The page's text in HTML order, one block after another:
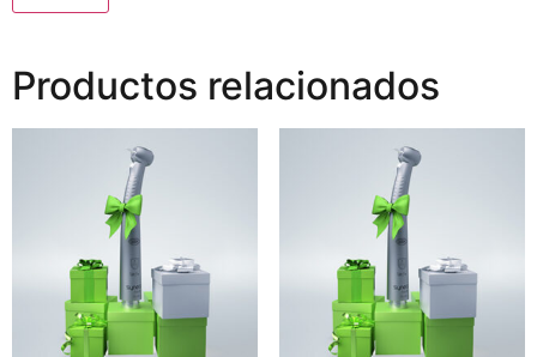
Productos relacionados